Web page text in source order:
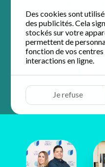
Des cookies sont
des publicités. Cela
stockés sur votre
permettent de
fonction de vos
interactions en ligne.
Je refuse
agence de proximité
Devis Discuter
Safia